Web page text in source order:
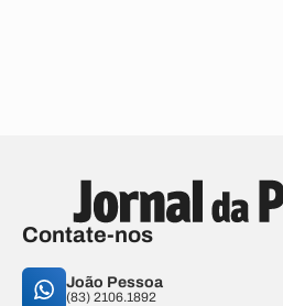
Contate-nos
João Pessoa
(83) 2106.1892